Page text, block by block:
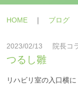
診療内容
疾患 ＋
よくあるご質問
HOME ｜ ブログ
2023/02/13 院長コ
つるし雛
リハビリ室の入口横